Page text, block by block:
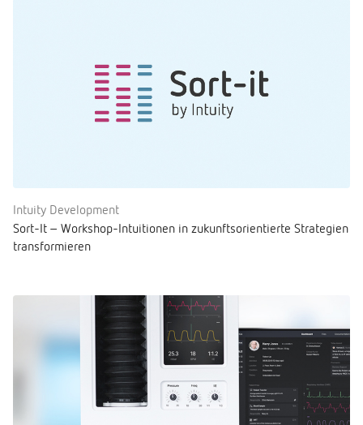
Intuity Development
Sort-It – Workshop-Intuitionen in zukunftsorientierte Strategien
transformieren